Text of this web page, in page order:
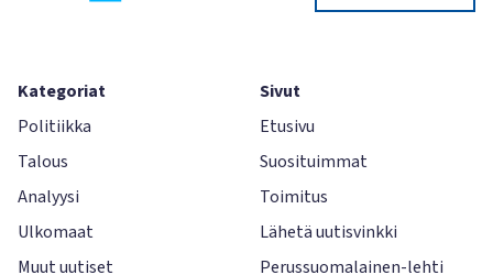
Kategoriat
Politiikka
Talous
Analyysi
Ulkomaat
Muut uutiset
Sivut
Etusivu
Suosituimmat
Toimitus
Lähetä uutisvinkki
Perussuomalainen-lehti